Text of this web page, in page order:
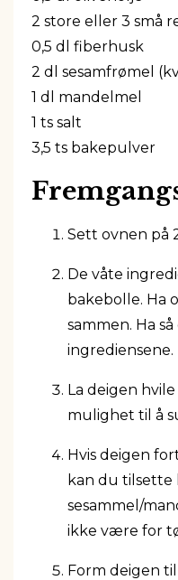
2 store eller 3 små
0,5 dl fiberhusk
2 dl sesamfrømel
1 dl mandelmel
1 ts salt
3,5 ts bakepulver
Sett ovnen på
De våte
bakebolle. Ha
sammen. Ha
ingrediensene.
La deigen
mulighet til å
Hvis deigen
kan du tilsette
sesammel/
ikke være for
Form deigen